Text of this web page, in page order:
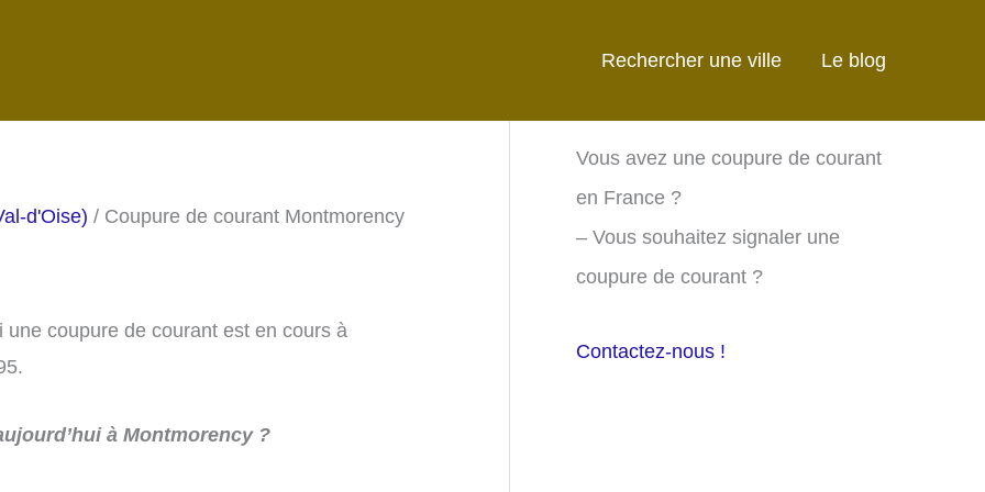
Rechercher une ville Le blog
d'Oise) / Coupure de courant Montmorency
une coupure de courant est en cours à
à Montmorency ?
Vous avez une coupure de courant
en France ?
– Vous souhaitez signaler une
coupure de courant ?
Contactez-nous !